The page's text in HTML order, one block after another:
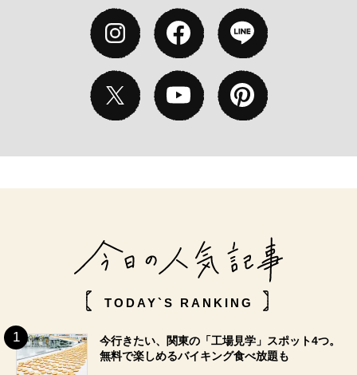
TODAY`S RANKING
今行きたい、関東の「工場見学」スポット4つ。
無料で楽しめるバイキング食べ放題も